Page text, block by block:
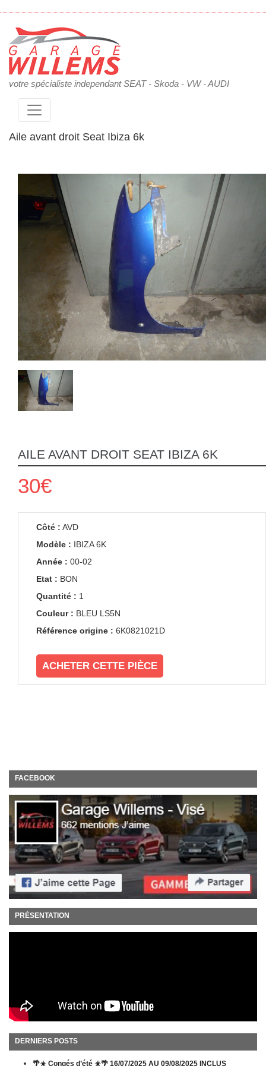
votre spécialiste independant SEAT - Skoda - VW - AUDI
Aile avant droit Seat Ibiza 6k
AILE AVANT DROIT SEAT IBIZA 6K
30€
Côté : AVD
Modèle : IBIZA 6K
Année : 00-02
Etat : BON
Quantité : 1
Couleur : BLEU LS5N
Référence origine : 6K0821021D
ACHETER CETTE PIÈCE
FACEBOOK
PRÉSENTATION
DERNIERS POSTS
🌴☀️ Congés d’été ☀️🌴 16/07/2025 AU 09/08/2025 INCLUS